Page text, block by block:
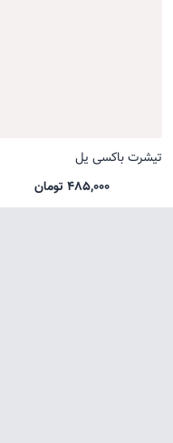
تیشرت باکسی یل
485,000 تومان